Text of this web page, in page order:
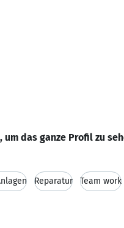
um das ganze Profil zu
Reparatur Team work